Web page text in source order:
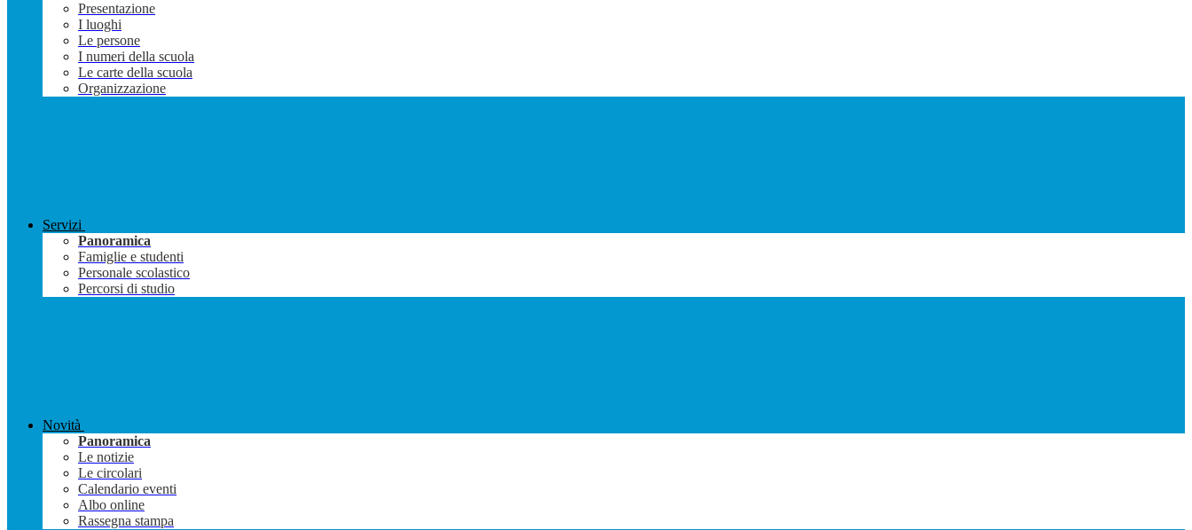
Presentazione
I luoghi
Le persone
I numeri della scuola
Le carte della scuola
Organizzazione
Servizi
Panoramica
Famiglie e studenti
Personale scolastico
Percorsi di studio
Novità
Panoramica
Le notizie
Le circolari
Calendario eventi
Albo online
Rassegna stampa